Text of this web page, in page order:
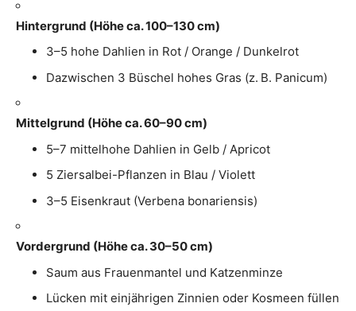
Hintergrund (Höhe ca. 100–130 cm)
3–5 hohe Dahlien in Rot / Orange / Dunkelrot
Dazwischen 3 Büschel hohes Gras (z. B. Panicum)
Mittelgrund (Höhe ca. 60–90 cm)
5–7 mittelhohe Dahlien in Gelb / Apricot
5 Ziersalbei-Pflanzen in Blau / Violett
3–5 Eisenkraut (Verbena bonariensis)
Vordergrund (Höhe ca. 30–50 cm)
Saum aus Frauenmantel und Katzenminze
Lücken mit einjährigen Zinnien oder Kosmeen füllen